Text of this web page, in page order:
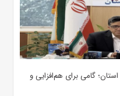
گامی برای هم‌افزایی و